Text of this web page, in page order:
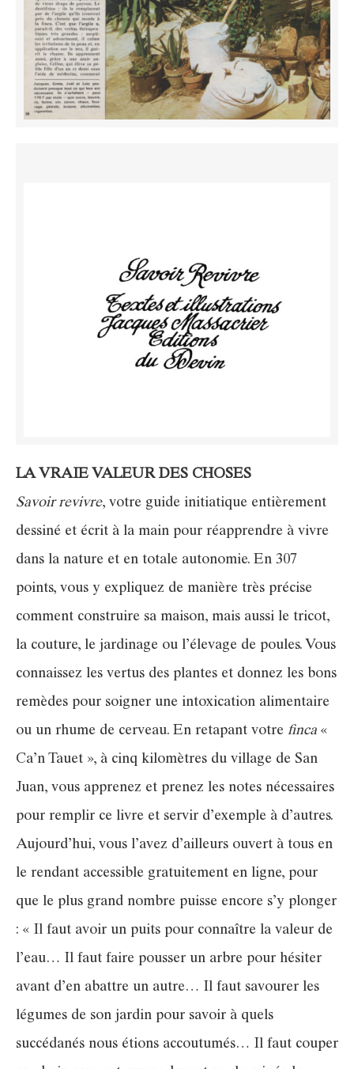
LA VRAIE VALEUR DES CHOSES
Savoir revivre, votre guide initiatique entièrement
dessiné et écrit à la main pour réapprendre à vivre
dans la nature et en totale autonomie. En 307
points, vous y expliquez de manière très précise
comment construire sa maison, mais aussi le tricot,
la couture, le jardinage ou l’élevage de poules. Vous
connaissez les vertus des plantes et donnez les bons
remèdes pour soigner une intoxication alimentaire
ou un rhume de cerveau. En retapant votre finca «
Ca’n Tauet », à cinq kilomètres du village de San
Juan, vous apprenez et prenez les notes nécessaires
pour remplir ce livre et servir d’exemple à d’autres.
Aujourd’hui, vous l’avez d’ailleurs ouvert à tous en
le rendant accessible gratuitement en ligne, pour
que le plus grand nombre puisse encore s’y plonger
: « Il faut avoir un puits pour connaître la valeur de
l’eau… Il faut faire pousser un arbre pour hésiter
avant d’en abattre un autre… Il faut savourer les
légumes de son jardin pour savoir à quels
succédanés nous étions accoutumés… Il faut couper